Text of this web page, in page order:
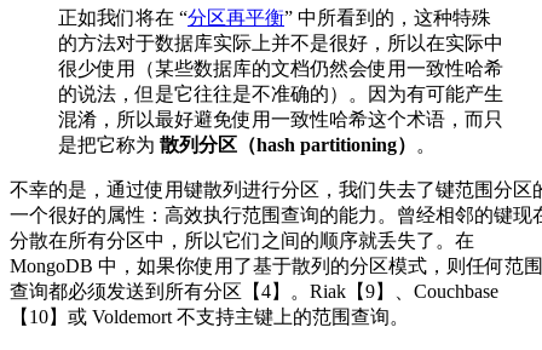
正如我们将在 “分区再平衡” 中所看到的，这种特殊
的方法对于数据库实际上并不是很好，所以在实际中
很少使用（某些数据库的文档仍然会使用一致性哈希
的说法，但是它往往是不准确的）。因为有可能产生
混淆，所以最好避免使用一致性哈希这个术语，而只
是把它称为 散列分区（hash partitioning） 。
不幸的是，通过使用键散列进行分区，我们失去了键范围分区
一个很好的属性：高效执行范围查询的能力。曾经相邻的键现
分散在所有分区中，所以它们之间的顺序就丢失了。在
MongoDB 中，如果你使用了基于散列的分区模式，则任何范围
查询都必须发送到所有分区【4】。Riak【9】、Couchbase
【10】或 Voldemort 不支持主键上的范围查询。